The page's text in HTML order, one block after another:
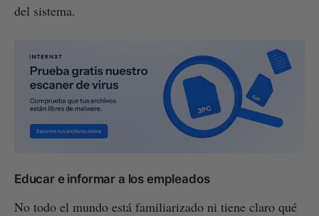
del sistema.
Educar e informar a los empleados
No todo el mundo está familiarizado ni tiene claro qué